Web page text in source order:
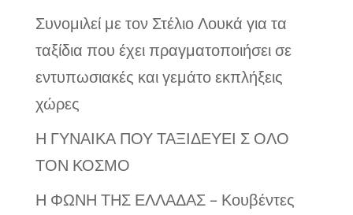
Συνομιλεί με τον Στέλιο Λουκά για τα
ταξίδια που έχει πραγματοποιήσει σε
εντυπωσιακές και γεμάτο εκπλήξεις
χώρες
Η ΓΥΝΑΙΚΑ ΠΟΥ ΤΑΞΙΔΕΥΕΙ Σ ΟΛΟ
ΤΟΝ ΚΟΣΜΟ
Η ΦΩΝΗ ΤΗΣ ΕΛΛΑΔΑΣ – Κουβέντες